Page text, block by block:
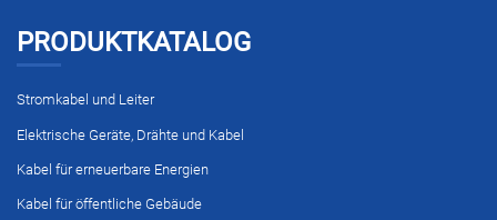
PRODUKTKATALOG
Stromkabel und Leiter
Elektrische Geräte, Drähte und Kabel
Kabel für erneuerbare Energien
Kabel für öffentliche Gebäude